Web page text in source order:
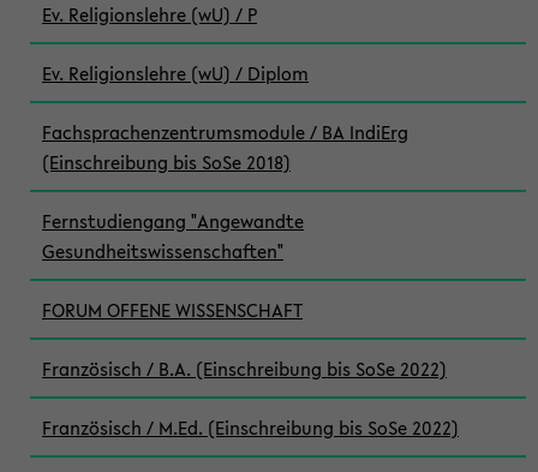
Ev. Religionslehre (wU) / P
Ev. Religionslehre (wU) / Diplom
Fachsprachenzentrumsmodule / BA IndiErg
(Einschreibung bis SoSe 2018)
Fernstudiengang "Angewandte
Gesundheitswissenschaften"
FORUM OFFENE WISSENSCHAFT
Französisch / B.A. (Einschreibung bis SoSe 2022)
Französisch / M.Ed. (Einschreibung bis SoSe 2022)